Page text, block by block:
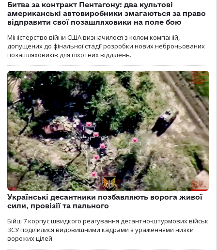
Битва за контракт Пентагону: два культові
американські автовиробники змагаються за право
відправити свої позашляховики на поле бою
Міністерство війни США визначилося з колом компаній,
допущених до фінальної стадії розробки нових неброньованих
позашляховиків для піхотних відділень.
Українські десантники позбавляють ворога живої
сили, провізії та пального
Бійці 7 корпус швидкого реагування десантно-штурмових військ
ЗСУ поділилися видовищними кадрами з ураженнями низки
ворожих цілей.